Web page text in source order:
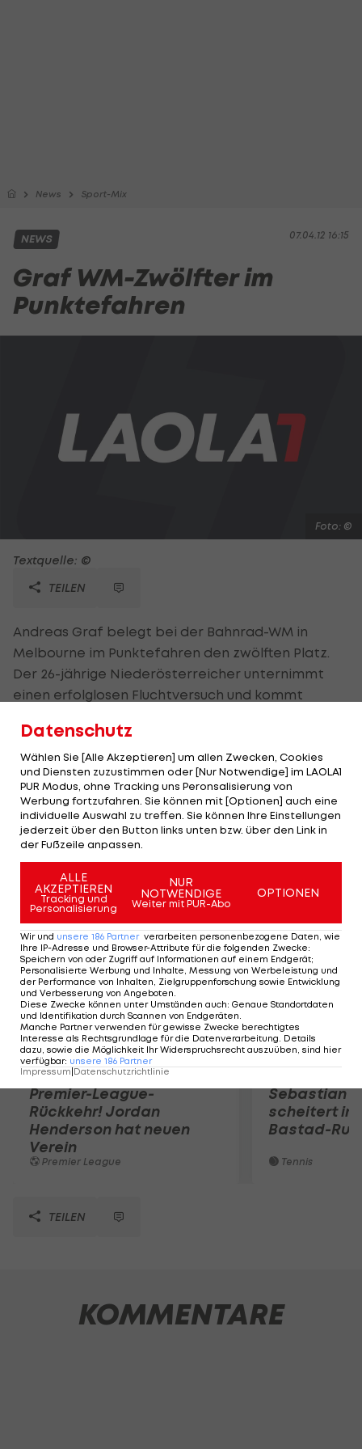
News Sport-Mix
07.04.12 16:15
NEWS
Graf WM-Zwölfter im
Punktefahren
Foto: ©
Textquelle: ©
TEILEN
Andreas Graf belegt bei der Bahnrad-WM in
Melbourne im Punktefahren den zwölften Platz.
Der 26-jährige Niederösterreicher unternimmt
einen erfolglosen Fluchtversuch und kommt
Australier Cameron Meyer dank eines
Rundengewinns knapp vor Schluss. Für ihn ist es
der dritte WM-Titel im Punktefahren nach 2009
und 2010. Zweiter wird Ben Swift (GBR) vor Kenny
de Ketele (BEL). Graf tritt zum Abschluss am
Sonntag mit Andreas Müller im Madison-Bewerb
an.
Mehr zum Thema
Premier-League-
Rückkehr! Jordan
Henderson hat neuen
Verein
Premier League
Sebastian
scheitert in
Bastad-
Tennis
TEILEN
KOMMENTARE
Datenschutz
Wählen Sie [Alle Akzeptieren] um allen Zwecken, Cookies
und Diensten zuzustimmen oder [Nur Notwendige] im LAOLA1
PUR Modus, ohne Tracking uns Peronsalisierung von
Werbung fortzufahren. Sie können mit [Optionen] auch eine
individuelle Auswahl zu treffen. Sie können Ihre Einstellungen
jederzeit über den Button links unten bzw. über den Link in
der Fußzeile anpassen.
ALLE
AKZEPTIEREN
Tracking und
Personalisierung
NUR
NOTWENDIGE
Weiter mit PUR-Abo
OPTIONEN
Wir und unsere 186 Partner verarbeiten personenbezogene Daten, wie
Ihre IP-Adresse und Browser-Attribute für die folgenden Zwecke:
Speichern von oder Zugriff auf Informationen auf einem Endgerät;
Personalisierte Werbung und Inhalte, Messung von Werbeleistung und
der Performance von Inhalten, Zielgruppenforschung sowie Entwicklung
und Verbesserung von Angeboten.
Diese Zwecke können unter Umständen auch: Genaue Standortdaten
und Identifikation durch Scannen von Endgeräten.
Manche Partner verwenden für gewisse Zwecke berechtigtes
Interesse als Rechtsgrundlage für die Datenverarbeitung. Details
dazu, sowie die Möglichkeit Ihr Widerspruchsrecht auszuüben, sind hier
verfügbar: unsere 186 Partner
Impressum Datenschutzrichtlinie